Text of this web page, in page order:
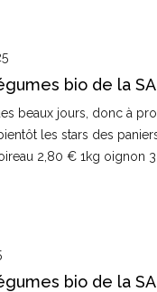
bio de la
beaux jours, donc à
les stars des
2,80 € 1kg oignon
bio de la